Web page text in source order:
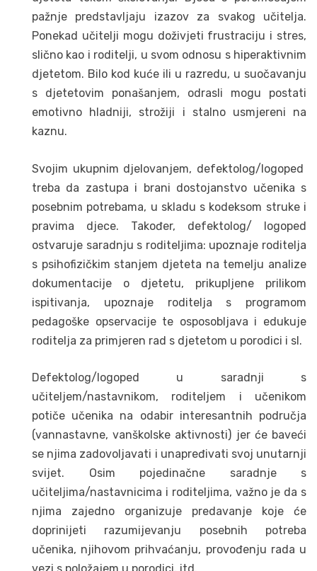
pažnje predstavljaju izazov za svakog učitelja.
Ponekad učitelji mogu doživjeti frustraciju i stres,
slično kao i roditelji, u svom odnosu s hiperaktivnim
djetetom. Bilo kod kuće ili u razredu, u suočavanju
s djetetovim ponašanjem, odrasli mogu postati
emotivno hladniji, strožiji i stalno usmjereni na
kaznu.
Svojim ukupnim djelovanjem, defektolog/logoped
treba da zastupa i brani dostojanstvo učenika s
posebnim potrebama, u skladu s kodeksom struke i
pravima djece. Također, defektolog/ logoped
ostvaruje saradnju s roditeljima: upoznaje roditelja
s psihofizičkim stanjem djeteta na temelju analize
dokumentacije o djetetu, prikupljene prilikom
ispitivanja, upoznaje roditelja s programom
pedagoške opservacije te osposobljava i edukuje
roditelja za primjeren rad s djetetom u porodici i sl.
Defektolog/logoped u saradnji s
učiteljem/nastavnikom, roditeljem i učenikom
potiče učenika na odabir interesantnih područja
(vannastavne, vanškolske aktivnosti) jer će baveći
se njima zadovoljavati i unapređivati svoj unutarnji
svijet. Osim pojedinačne saradnje s
učiteljima/nastavnicima i roditeljima, važno je da s
njima zajedno organizuje predavanje koje će
doprinijeti razumijevanju posebnih potreba
učenika, njihovom prihvaćanju, provođenju rada u